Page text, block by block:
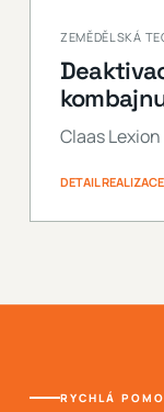
ZEMĚDĚLSKÁ
Claas Lexion
DETAIL
RYCHLÁ